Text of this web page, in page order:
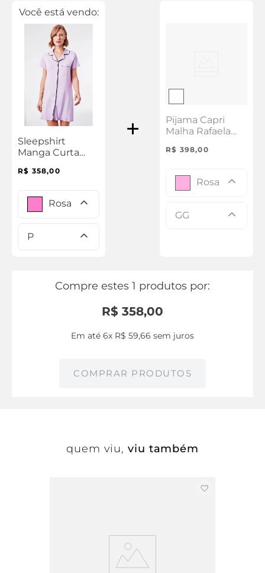
Você está vendo:
Sleepshirt
Manga Curta
V25
R$ 358,00
Rosa
P
Pijama Capri
Malha Rafaela
R$ 398,00
Rosa
GG
Compre estes 1 produtos por:
R$ 358,00
Em até 6x R$ 59,66 sem juros
COMPRAR PRODUTOS
quem viu, viu também